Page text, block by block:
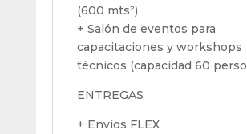
(600 mts²)
+ Salón de eventos para
capacitaciones y workshops
técnicos (capacidad 60
ENTREGAS
+ Envíos FLEX